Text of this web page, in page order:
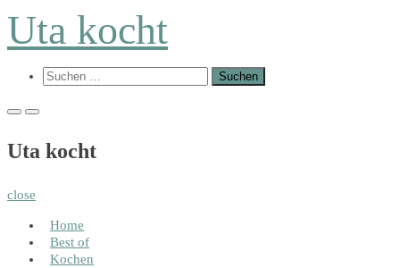
Skip
content
Uta kocht
Show
Suchen
Primary
for
Mobile
Primary
Desktop
Uta kocht
close
Home
Best of
Kochen